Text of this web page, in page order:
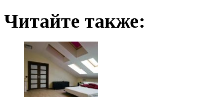
Читайте также: